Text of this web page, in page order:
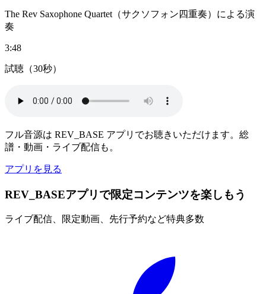
The Rev Saxophone Quartet（サクソフォン四重奏）による演
奏
3:48
試聴（30秒）
フル音源は REV_BASE アプリでお聴きいただけます。総
譜・動画・ライブ配信も。
アプリを見る
REV_BASEアプリで限定コンテンツを楽しもう
ライブ配信、限定動画、先行予約など特典多数